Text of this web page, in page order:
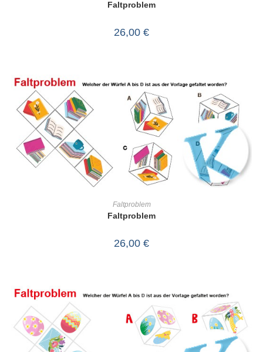
Faltproblem
26,00 €
Faltproblem
Faltproblem
26,00 €